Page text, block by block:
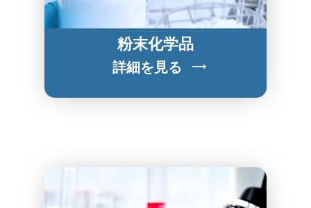
粉末化学品
詳細を見る